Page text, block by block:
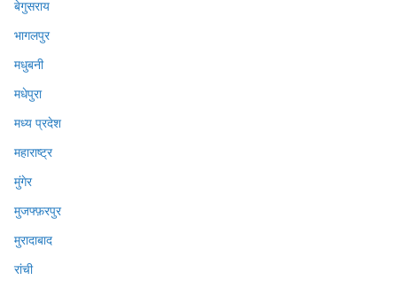
बेगुसराय
भागलपुर
मधुबनी
मधेपुरा
मध्य प्रदेश
महाराष्ट्र
मुंगेर
मुजफ्फ़रपुर
मुरादाबाद
रांची